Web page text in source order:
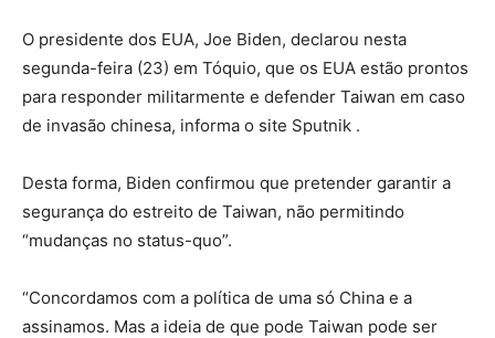
O presidente dos EUA, Joe Biden, declarou nesta
segunda-feira (23) em Tóquio, que os EUA estão prontos
para responder militarmente e defender Taiwan em caso
de invasão chinesa, informa o site Sputnik .
Desta forma, Biden confirmou que pretender garantir a
segurança do estreito de Taiwan, não permitindo
“mudanças no status-quo”.
“Concordamos com a política de uma só China e a
assinamos. Mas a ideia de que pode Taiwan pode ser